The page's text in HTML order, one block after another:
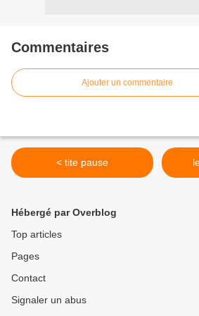
Commentaires
Ajouter un commentaire
< tite pause
Hébergé par Overblog
Top articles
Pages
Contact
Signaler un abus